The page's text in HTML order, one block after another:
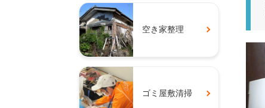
空き家整理
ゴミ屋敷清掃